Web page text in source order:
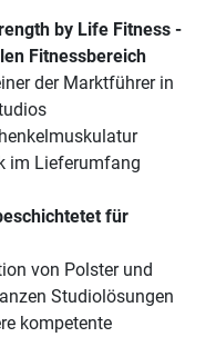
by Life Fitness -
Fitnessbereich
der Marktführer in
im Lieferumfang
für
von Polster und
Studiolösungen
kompetente